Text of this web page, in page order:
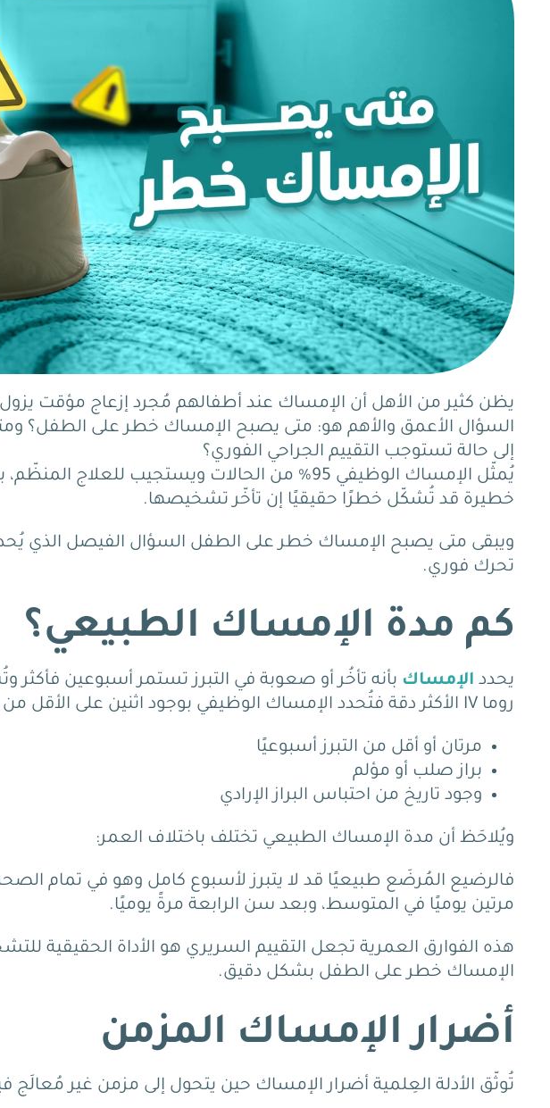
يظن كثير من الأهل أن الإمساك عند أطفالهم مُجرد إزعاج مؤقت يزول
السؤال الأعمق والأهم هو: متى يصبح الإمساك خطر على الطفل؟
إلى حالة تستوجب التقييم الجراحي الفوري؟
خطيرة قد تُشكّل خطرًا حقيقيًا إن تأخّر تشخيصها.
ويبقى متى يصبح الإمساك خطر على الطفل السؤال الفيصل الذي
تحرك فوري.
كم مدة الإمساك الطبيعي؟
يحدد الإمساك بأنه تأخُر أو صعوبة في التبرز تستمر أسبوعين
روما IV الأكثر دقة فتُحدد الإمساك الوظيفي بوجود اثنين على الأقل من الأعراض التالية:
مرتان أو أقل من التبرز أسبوعيًا
براز صلب أو مؤلم
وجود تاريخ من احتباس البراز الإرادي
ويُلاحَظ أن مدة الإمساك الطبيعي تختلف باختلاف العمر:
فالرضيع المُرضَع طبيعيًا قد لا يتبرز لأسبوع كامل وهو في تمام
مرتين يوميًا في المتوسط، وبعد سن الرابعة مرةً يوميًا.
هذه الفوارق العمرية تجعل التقييم السريري هو الأداة الحقيقية
الإمساك خطر على الطفل بشكل دقيق.
أضرار الإمساك المزمن
تُوثّق الأدلة العِلمية أضرار الإمساك حين يتحول إلى مزمن غير مُعالَج